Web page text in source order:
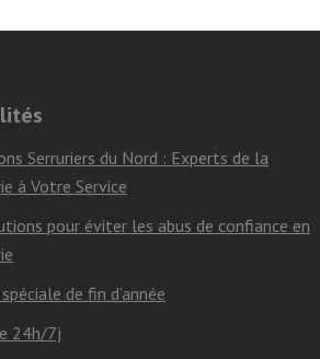
Serruriers du Nord : Experts de la
à Votre Service
pour éviter les abus de confiance en
de fin d’année
24h/7j